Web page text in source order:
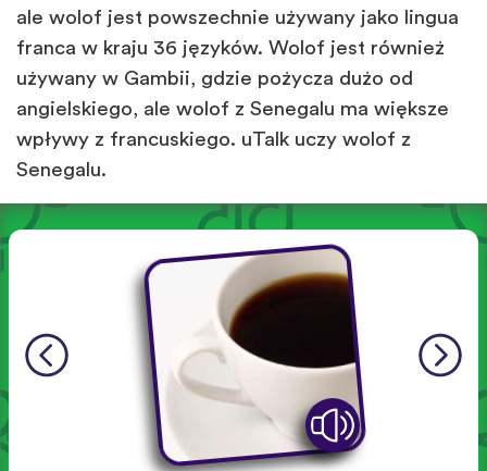
ale wolof jest powszechnie używany jako lingua
franca w kraju 36 języków. Wolof jest również
używany w Gambii, gdzie pożycza dużo od
angielskiego, ale wolof z Senegalu ma większe
wpływy z francuskiego. uTalk uczy wolof z
Senegalu.